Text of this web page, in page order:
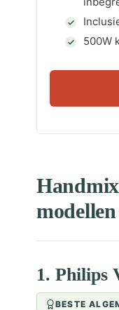
500W
1. Philips
BESTE